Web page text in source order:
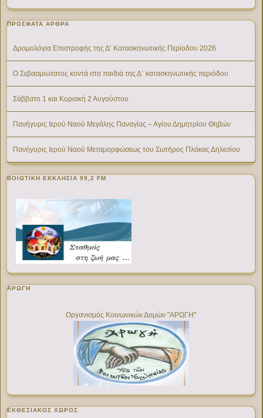
ΠΡΌΣΦΑΤΑ ΆΡΘΡΑ
Δρομολόγια Επιστροφής της Δ’ Κατασκηνωτικής Περίοδου 2026
Ο Σεβασμιώτατος κοντά στα παιδιά της Δ΄ κατασκηνωτικής περιόδου
Σάββατο 1 και Κυριακή 2 Αυγούστου
Πανήγυρις Ιερού Ναού Μεγάλης Παναγίας – Αγίου Δημητρίου Θηβών
Πανήγυρις Ιερού Ναού Μεταμορφώσεως του Σωτήρος Πλάκας Δηλεσίου
ΒΟΙΩΤΙΚΉ ΕΚΚΛΗΣΊΑ 99,2 FM
ΑΡΩΓΗ
Οργανισμός Κοινωνικών Δομών "ΑΡΩΓΗ"
ΕΚΘΕΣΙΑΚΌΣ ΧΏΡΟΣ